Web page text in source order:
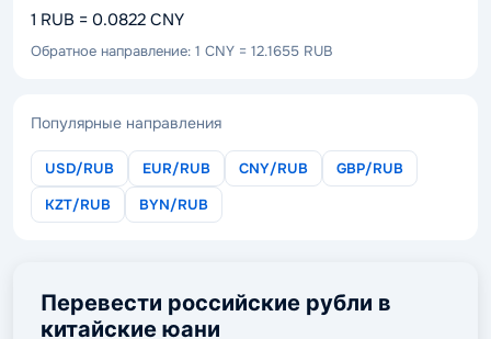
1 RUB = 0.0822 CNY
Обратное направление: 1 CNY = 12.1655 RUB
Популярные направления
USD/RUB EUR/RUB CNY/RUB
GBP/RUB
KZT/RUB
BYN/RUB
Перевести российские рубли в
китайские юани